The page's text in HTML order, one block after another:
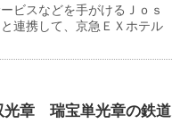
ビスなどを手がけるＪｏｓ
連携して、京急ＥＸホテル
章 瑞宝単光章の鉄道